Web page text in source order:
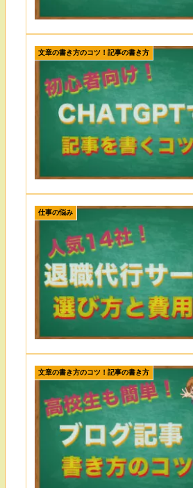
文章の書き方のコツ！記事の書き方
仕事の悩み
文章の書き方のコツ！記事の書き方